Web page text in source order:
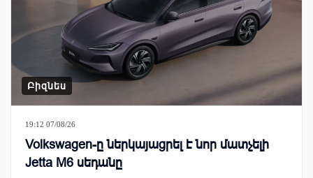
Բիզնես
19:12 07/08/26
Volkswagen-ը ներկայացրել է նոր մատչելի
Jetta M6 սեդանը